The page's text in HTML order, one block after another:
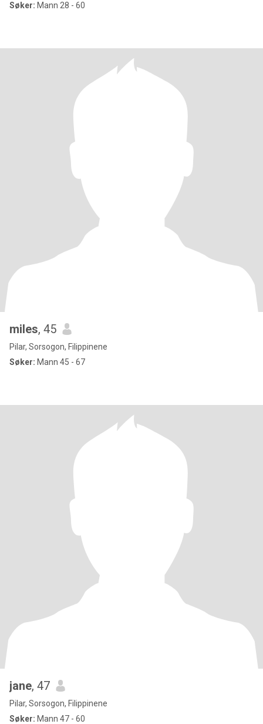
Søker: Mann 28 - 60
miles, 45
Pilar, Sorsogon, Filippinene
Søker: Mann 45 - 67
jane, 47
Pilar, Sorsogon, Filippinene
Søker: Mann 47 - 60